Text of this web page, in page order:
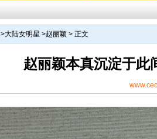
>大陆女明星 >赵丽颖 > 正文
赵丽颖本真沉淀于此